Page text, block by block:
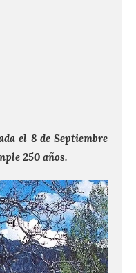
el 8 de Septiembre
250 años.